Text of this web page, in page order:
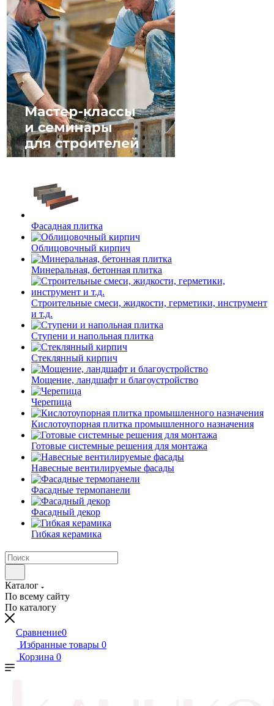
Фасадная плитка
Облицовочный кирпич
Минеральная, бетонная плитка
Строительные смеси, жидкости, герметики, инструмент
и т.д.
Ступени и напольная плитка
Cтеклянный кирпич
Мощение, ландшафт и благоустройство
Черепица
Кислотоупорная плитка промышленного назначения
Готовые системные решения для монтажа
Навесные вентилируемые фасады
Фасадные термопанели
Фасадный декор
Гибкая керамика
Каталог
По всему сайту
По каталогу
Сравнение0
Избранные товары 0
Корзина 0